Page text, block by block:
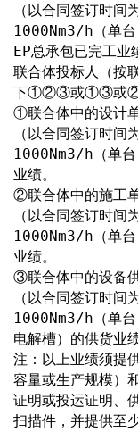
（以合同签订时间
1000Nm3/h（单台
EP总承包已完工业
联合体投标人（按
下①②③或①③或
①联合体中的设计
（以合同签订时间
1000Nm3/h（单
业绩。
②联合体中的施工
（以合同签订时间
1000Nm3/h（单
业绩。
③联合体中的设备
（以合同签订时间
1000Nm3/h（单
电解槽）的供货业绩
注：以上业绩须提
容量或生产规模）
证明或投运证明、
扫描件，并提供至